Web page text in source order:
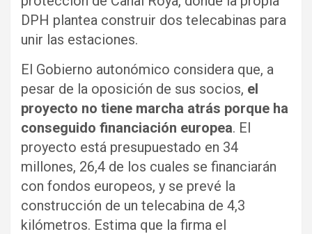
DPH plantea construir dos telecabinas para
unir las estaciones.
El Gobierno autonómico considera que, a
pesar de la oposición de sus socios, el
proyecto no tiene marcha atrás porque ha
conseguido financiación europea. El
proyecto está presupuestado en 34
millones, 26,4 de los cuales se financiarán
con fondos europeos, y se prevé la
construcción de un telecabina de 4,3
kilómetros. Estima que la firma el